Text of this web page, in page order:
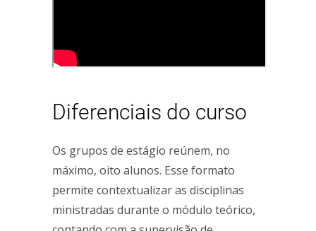
Diferenciais do curso
Os grupos de estágio reúnem, no
máximo, oito alunos. Esse formato
permite contextualizar as disciplinas
ministradas durante o módulo teórico,